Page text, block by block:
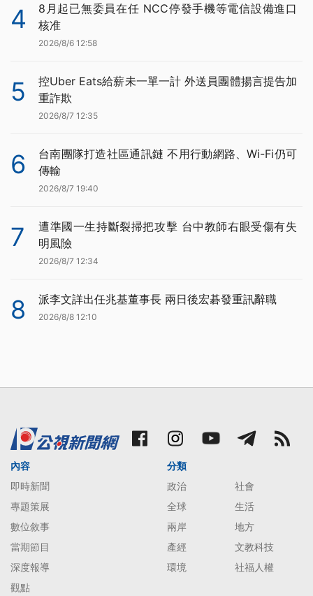
4
8月起已無委員在任 NCC停發手機等電信設備進口
核准
2026/8/6 12:58
5
控Uber Eats給薪未一單一計 外送員團體揚言提告加
重詐欺
2026/8/7 12:35
6
台南團隊打造社區通訊鏈 不用行動網路、Wi-Fi仍可
傳輸
2026/8/7 19:40
7
遭準國一生持斷裂掃把攻擊 台中教師右眼受傷有失
明風險
2026/8/7 12:34
8 派李文詳出任兆基董事長 兩日後宏碁發重訊辭職
2026/8/8 12:10
內容
即時新聞
專題策展
數位敘事
當期節目
深度報導
觀點
分類
政治
社會
全球
生活
兩岸
地方
產經
文教科技
環境
社福人權